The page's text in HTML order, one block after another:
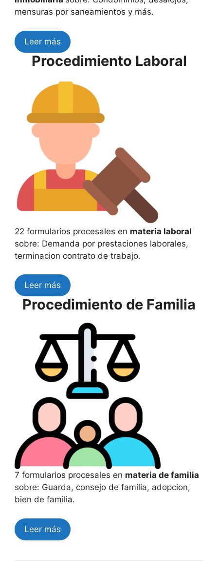
mensuras por saneamientos y más.
Leer más
Procedimiento Laboral
22 formularios procesales en materia laboral
sobre: Demanda por prestaciones laborales,
terminacion contrato de trabajo.
Leer más
Procedimiento de Familia
7 formularios procesales en materia de familia
sobre: Guarda, consejo de familia, adopcion,
bien de familia.
Leer más